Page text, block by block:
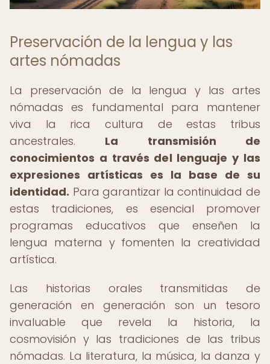
Preservación de la lengua y las
artes nómadas
La preservación de la lengua y las artes
nómadas es fundamental para mantener
viva la rica cultura de estas tribus
ancestrales. La transmisión de
conocimientos a través del lenguaje y las
expresiones artísticas es la base de su
identidad. Para garantizar la continuidad de
estas tradiciones, es esencial promover
programas educativos que enseñen la
lengua materna y fomenten la creatividad
artística.
Las historias orales transmitidas de
generación en generación son un tesoro
invaluable que revela la historia, la
cosmovisión y las tradiciones de las tribus
nómadas. La literatura, la música, la danza y